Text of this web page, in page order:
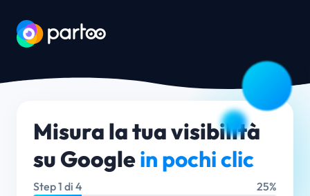
Misura la tua visibilità
su Googlein pochi clic
Step1 di 4 25%